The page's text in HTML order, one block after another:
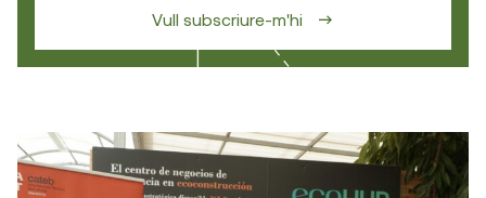
Vull subscriure-m'hi